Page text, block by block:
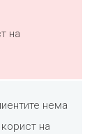
на
нема
на